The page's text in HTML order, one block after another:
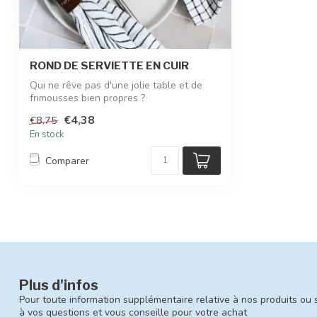
ROND DE SERVIETTE EN CUIR
Qui ne rêve pas d'une jolie table et de
frimousses bien propres ?
€8,75 €4,38
En stock
Comparer
Plus d'infos
Pour toute information supplémentaire relative à nos produits ou
à vos questions et vous conseille pour votre achat